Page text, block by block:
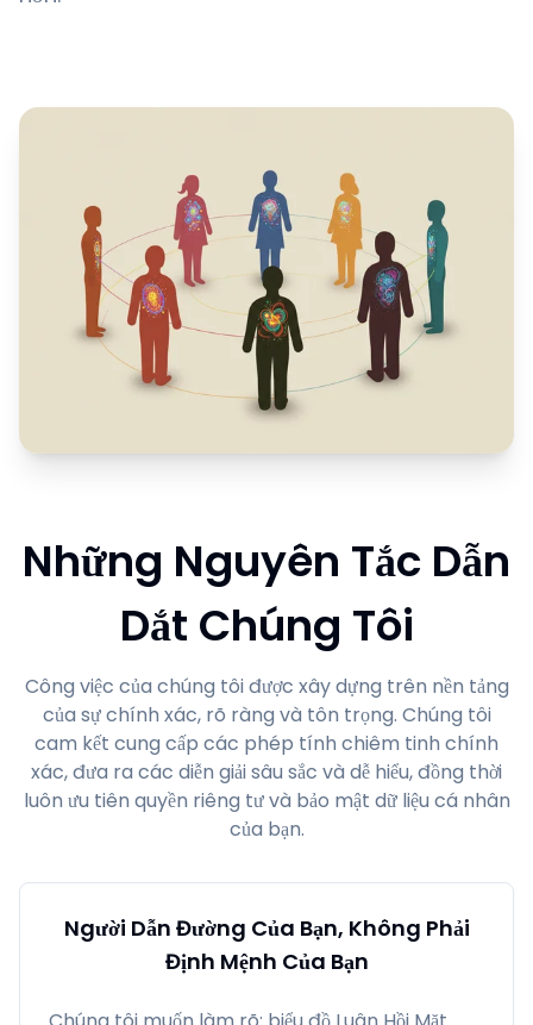
Những Nguyên Tắc Dẫn
Dắt Chúng Tôi
Công việc của chúng tôi được xây dựng trên nền tảng
của sự chính xác, rõ ràng và tôn trọng. Chúng tôi
cam kết cung cấp các phép tính chiêm tinh chính
xác, đưa ra các diễn giải sâu sắc và dễ hiểu, đồng thời
luôn ưu tiên quyền riêng tư và bảo mật dữ liệu cá nhân
của bạn.
Người Dẫn Đường Của Bạn, Không Phải
Định Mệnh Của Bạn